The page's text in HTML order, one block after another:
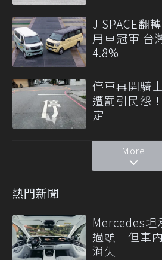
J SPACE翻
用車冠軍 台
4.8%
停車再開騎
遭罰引民怨
定
More
熱門新聞
Mercedes坦
過頭 但車
消失